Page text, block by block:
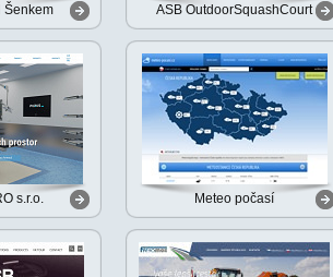
Šenkem ASB OutdoorSquashCourt
s.r.o. Meteo počasí